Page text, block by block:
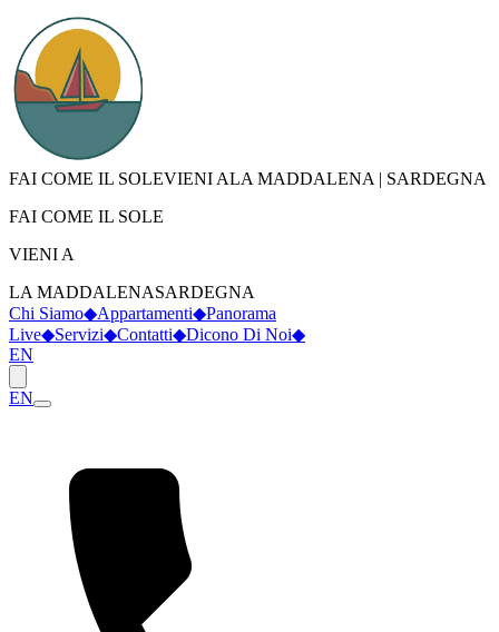
FAI COME IL SOLEVIENI ALA MADDALENA | SARDEGNA
FAI COME IL SOLE
VIENI A
LA MADDALENASARDEGNA
Chi Siamo◆Appartamenti◆Panorama
Live◆Servizi◆Contatti◆Dicono Di Noi◆
EN
EN